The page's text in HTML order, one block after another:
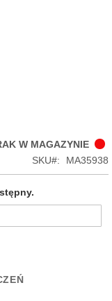
W MAGAZYNIE
SKU
MA35938